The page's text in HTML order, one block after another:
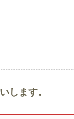
します。